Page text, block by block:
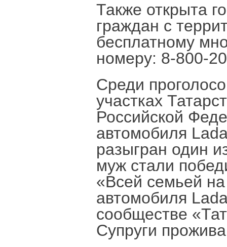
Также открыта
граждан с
бесплатному
номеру: 8-800-
Среди
участках
Российской
автомобиля
разыгран один
муж стали
«Всей семьей
автомобиля
сообществе
Супруги